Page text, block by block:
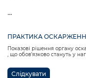
...
ПРАКТИКА
Показові рішення органу
, що обов’язково стануть у
Слідкувати